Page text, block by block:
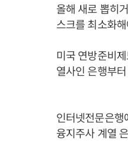
올해 새로 뽑히
스크를 최소화
미국 연방준비
열사인 은행부
인터넷전문은행
융지주사 계열